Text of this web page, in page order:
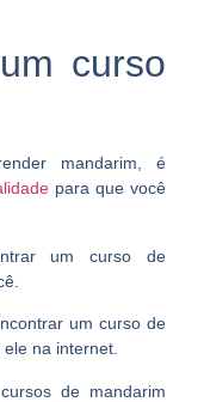
curso
mandarim, é
para que você
um curso de
um curso de
na internet.
de mandarim